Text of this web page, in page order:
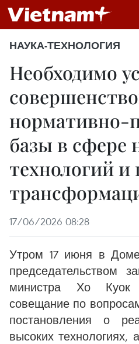
НАУКА-ТЕХНОЛОГИЯ
Необходимо
нормативно-
базы в сфере
технологий
17/06/2026 08:28
Утром 17 июня в
председательством
министра Хо Куок
совещание по
постановления о
высоких технологиях,